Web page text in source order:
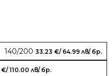
140/200 33.23 €/ 64.99 лв./ бр.
€/ 110.00 лв./ бр.